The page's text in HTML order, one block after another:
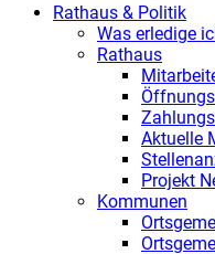
Rathaus & Politik
Was erledige
Rathaus
Aktuelle
Projekt
Kommunen